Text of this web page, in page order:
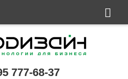
777-68-37